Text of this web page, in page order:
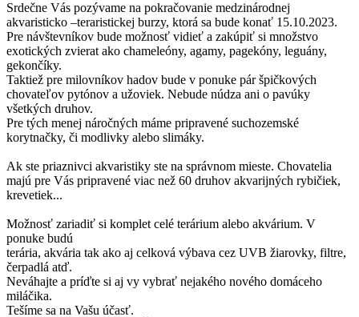
Srdečne Vás pozývame na pokračovanie medzinárodnej
akvaristicko –teraristickej burzy, ktorá sa bude konať 15.10.2023.
Pre návštevníkov bude možnosť vidieť a zakúpiť si množstvo
exotických zvierat ako chameleóny, agamy, pagekóny, leguány,
gekončíky.
Taktiež pre milovníkov hadov bude v ponuke pár špičkových
chovateľov pytónov a užoviek. Nebude núdza ani o pavúky
všetkých druhov.
Pre tých menej náročných máme pripravené suchozemské
korytnačky, či modlivky alebo slimáky.
Ak ste priaznivci akvaristiky ste na správnom mieste. Chovatelia
majú pre Vás pripravené viac než 60 druhov akvarijných rybičiek,
krevetiek...
Možnosť zariadiť si komplet celé terárium alebo akvárium. V
ponuke budú
terária, akvária tak ako aj celková výbava cez UVB žiarovky, filtre,
čerpadlá atď.
Neváhajte a príďte si aj vy vybrať nejakého nového domáceho
miláčika.
Tešíme sa na Vašu účasť.